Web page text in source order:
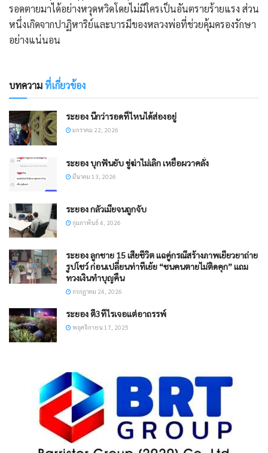
รอดตายมาได้อย่างหวุดหวิดโดยไม่มีใครเป็นอันตรายร้ายแรง ส่วน
หนึ่งเกิดจากปาฏิหาริย์และบารมีของหลวงพ่อที่ช่วยคุ้มครองรักษา
อย่างแน่นอน
บทความที่เกี่ยวข้อง
ระยอง นึกว่ารอดที่ไหนได้ส่องอยู่
มกราคม 22, 2026
ระยอง บุกฟันยับ ขู่ฆ่าไม่เลิก เหยื่อผวาคลั่ง
มีนาคม 13, 2026
ระยอง กลัวเมียจนถูกจับ
กุมภาพันธ์ 4, 2026
ระยอง ลูกชาย 15 เสียชีวิต แฉคู่กรณีสร้างภาพเยียวยาถ่าย
รูปโชว์ ก่อนเปลี่ยนท่าทีเย้ย “ชนคนตายไม่ติดคุก” แถม
ทวงเงินทำบุญคืน
กรกฎาคม 24, 2026
ระยอง ตี3ทีไรเจอแต่อาถรรพ์
พฤศจิกายน 17, 2025